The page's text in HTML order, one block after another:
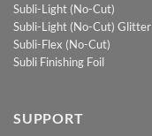
Subli-Light (No-Cut)
Subli-Light (No-Cut) Glitter
Subli-Flex (No-Cut)
Subli Finishing Foil
SUPPORT